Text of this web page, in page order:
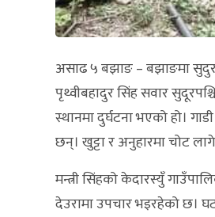
असाढ ५ बझाङ – बझाङमा
पृथ्वीबहादुर सिंह सवार
स्थानमा दुर्घटना भएको हो।
छन्। खुट्टा र अनुहारमा चोट
मन्त्री सिंहको केदारस्युँ
देउरामा उपचार भइरहेको छ।